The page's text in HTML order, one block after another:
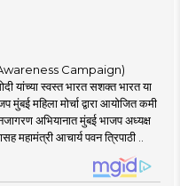
Campaign)
यांच्या स्वस्त भारत सशक्त भारत या
मुंबई महिला मोर्चा द्वारा आयोजित कमी
अभियानात मुंबई भाजप अध्यक्ष
महामंत्री आचार्य पवन त्रिपाठी ..